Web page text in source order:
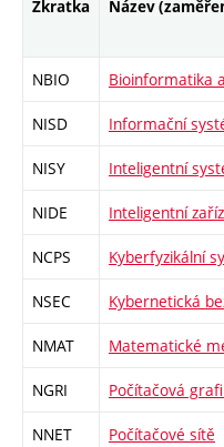
Zkratka Název
NBIO Bioinformatika
NISD Informační
NISY Inteligentní
NIDE Inteligentní
NCPS Kyberfyzikální
NSEC Kybernetická
NMAT Matematické
NGRI Počítačová
NNET Počítačové sítě